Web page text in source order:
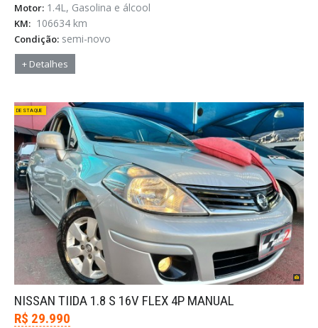
Motor: 1.4L, Gasolina e álcool
KM: 106634 km
Condição: semi-novo
+ Detalhes
DESTAQUE
NISSAN TIIDA 1.8 S 16V FLEX 4P MANUAL
R$ 29.990